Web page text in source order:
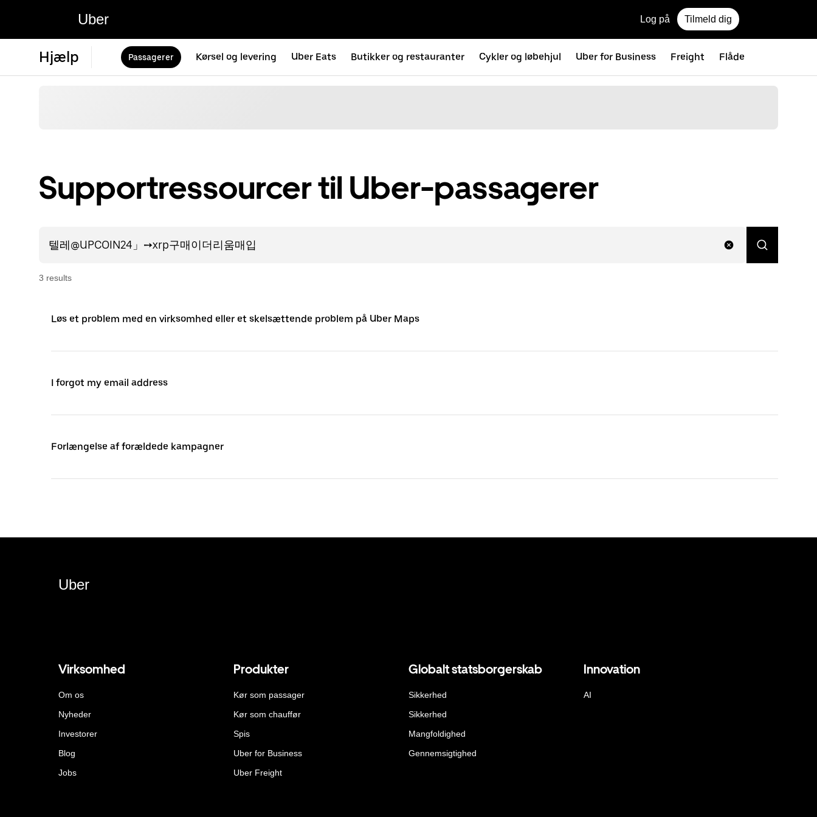
Uber Log på Tilmeld dig
Hjælp Passagerer Kørsel og levering Uber Eats Butikker og restauranter Cykler og løbehjul Uber for Business Freight Flåde
Supportressourcer til Uber-passagerer
3 results
Løs et problem med en virksomhed eller et skelsættende problem på Uber Maps
I forgot my email address
Forlængelse af forældede kampagner
Uber
Virksomhed
Om os
Nyheder
Investorer
Blog
Jobs
Produkter
Kør som passager
Kør som chauffør
Spis
Uber for Business
Uber Freight
Globalt statsborgerskab
Sikkerhed
Sikkerhed
Mangfoldighed
Gennemsigtighed
Innovation
AI